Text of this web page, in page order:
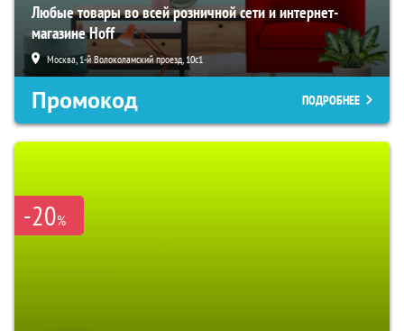
Любые товары во всей розничной сети и интернет-
магазине Hoff
Москва, 1-й Волоколамский проезд, 10с1
Промокод ПОДРОБНЕЕ
-20%